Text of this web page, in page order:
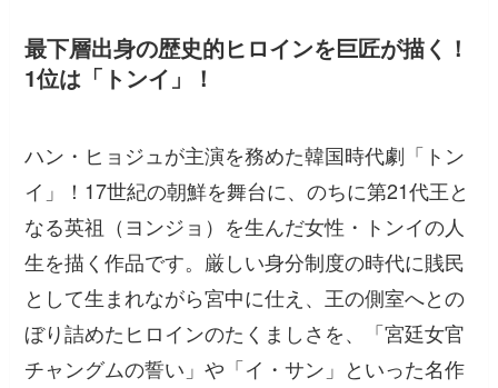
最下層出身の歴史的ヒロインを巨匠が描く！
1位は「トンイ」！
ハン・ヒョジュが主演を務めた韓国時代劇「トン
イ」！17世紀の朝鮮を舞台に、のちに第21代王と
なる英祖（ヨンジョ）を生んだ女性・トンイの人
生を描く作品です。厳しい身分制度の時代に賎民
として生まれながら宮中に仕え、王の側室へとの
ぼり詰めたヒロインのたくましさを、「宮廷女官
チャングムの誓い」や「イ・サン」といった名作